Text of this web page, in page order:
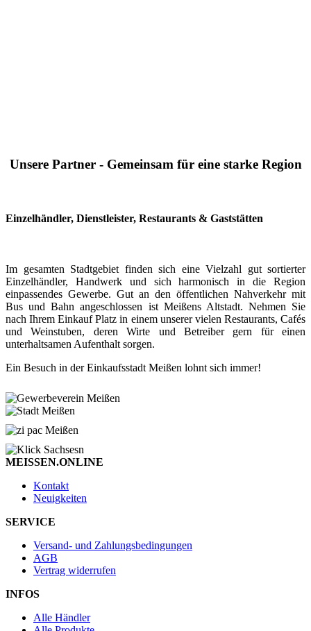
Unsere Partner - Gemeinsam für eine starke Region
Einzelhändler, Dienstleister, Restaurants & Gaststätten
Im gesamten Stadtgebiet finden sich eine Vielzahl gut sortierter
Einzelhändler, Handwerk und sich harmonisch in die Region
einpassendes Gewerbe. Gut an den öffentlichen Nahverkehr mit
Bus und Bahn angeschlossen ist Meißens Altstadt. Nehmen Sie
nach Ihrem Einkauf Platz in einem unserer vielen Restaurants, Cafés
und Weinstuben, deren Wirte und Betreiber gern für einen
unterhaltsamen Aufenthalt sorgen.
Ein Besuch in der Einkaufsstadt Meißen lohnt sich immer!
MEISSEN.ONLINE
Kontakt
Neuigkeiten
SERVICE
Versand- und Zahlungsbedingungen
AGB
Vertrag widerrufen
INFOS
Alle Händler